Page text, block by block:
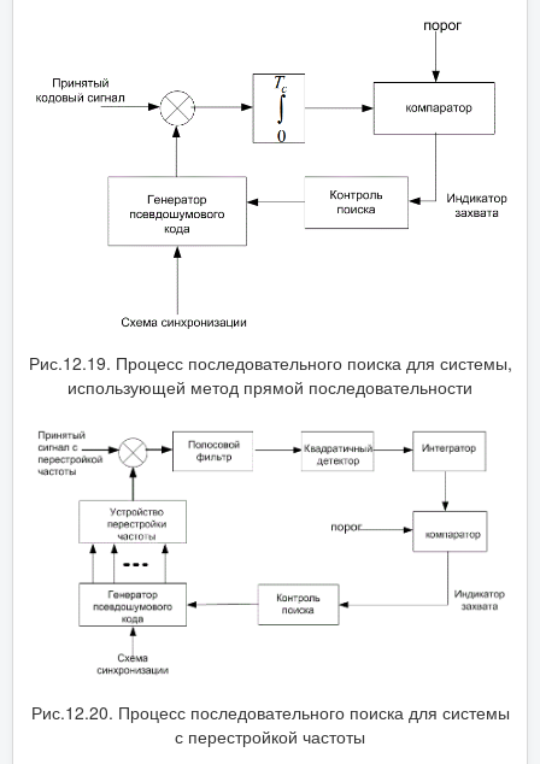
Рис.12.19. Процесс последовательного поиска для системы,
использующей метод прямой последовательности
Рис.12.20. Процесс последовательного поиска для системы
с перестройкой частоты